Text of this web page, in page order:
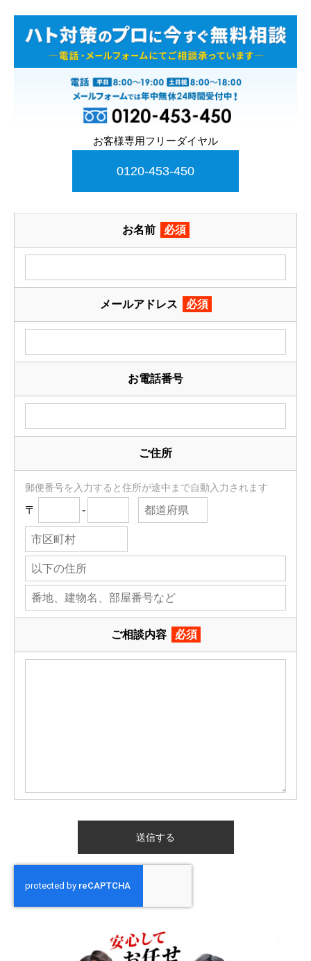
お客様専用フリーダイヤル
0120-453-450
お名前 必須
メールアドレス 必須
お電話番号
ご住所
郵便番号を入力すると住所が途中まで自動入力されます
〒 -
ご相談内容 必須